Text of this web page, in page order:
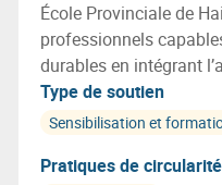
École Provinciale de
professionnels
durables en intégrant
de matériaux
ressources et les
Type de soutien
Sensibilisation et
Pratiques de circularité